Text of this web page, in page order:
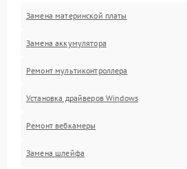
Замена материнской платы
Замена аккумулятора
Ремонт мультиконтроллера
Установка драйверов Windows
Ремонт вебкамеры
Замена шлейфа